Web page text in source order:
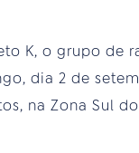
K, o grupo de
dia 2 de
na Zona Sul